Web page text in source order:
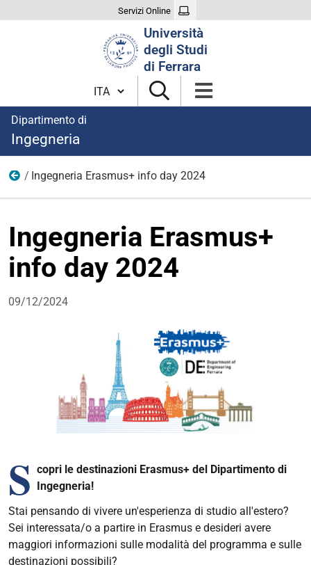
Servizi Online
Università
degli Studi
di Ferrara
Cambia lingua
Dipartimento di
Ingegneria
News
Ingegneria Erasmus+ info day 2024
Ingegneria Erasmus+
info day 2024
09/12/2024
S copri le destinazioni Erasmus+ del Dipartimento di
Ingegneria!
Stai pensando di vivere un'esperienza di studio all'estero?
Sei interessata/o a partire in Erasmus e desideri avere
maggiori informazioni sulle modalità del programma e sulle
destinazioni possibili?